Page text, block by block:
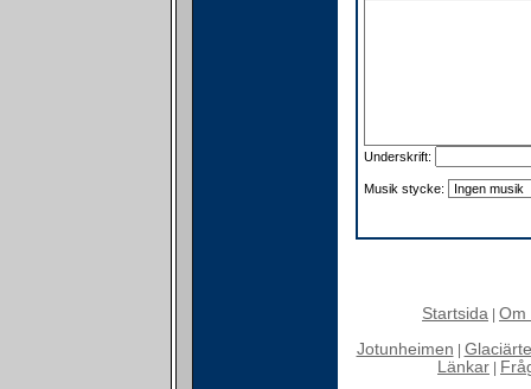
Underskrift:
Musik stycke:
Startsida Om
Jotunheimen
Länkar